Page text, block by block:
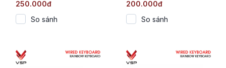
Bluetooth / 10000 DPI)
250.000đ
So sánh
Nút / LED RGB)
200.000đ
So sánh